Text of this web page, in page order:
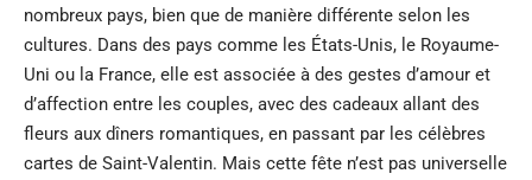
nombreux pays, bien que de manière différente selon les
cultures. Dans des pays comme les États-Unis, le Royaume-
Uni ou la France, elle est associée à des gestes d’amour et
d’affection entre les couples, avec des cadeaux allant des
fleurs aux dîners romantiques, en passant par les célèbres
cartes de Saint-Valentin. Mais cette fête n’est pas universelle